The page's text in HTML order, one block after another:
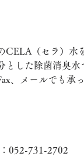
CELA（セラ）水
とした除菌消臭水
、メールでも承
052-731-2702